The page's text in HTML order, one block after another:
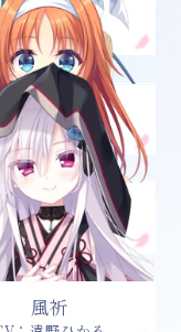
芳乃さくら
CV：千春
水越萌
CV：鈴代紗弓
天枷美春
CV：伊藤美来
風祈